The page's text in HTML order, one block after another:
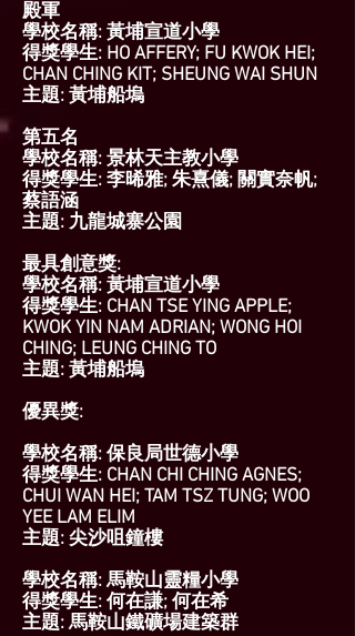
殿軍
學校名稱: 黃埔宣道小學
得獎學生: HO AFFERY; FU KWOK HEI;
CHAN CHING KIT; SHEUNG WAI SHUN
主題: 黃埔船塢
第五名
學校名稱: 景林天主教小學
得獎學生: 李晞雅; 朱熹儀; 關實奈帆;
蔡語涵
主題: 九龍城寨公園
最具創意獎:
學校名稱: 黃埔宣道小學
得獎學生: CHAN TSE YING APPLE;
KWOK YIN NAM ADRIAN; WONG HOI
CHING; LEUNG CHING TO
主題: 黃埔船塢
優異獎:
學校名稱: 保良局世德小學
得獎學生: CHAN CHI CHING AGNES;
CHUI WAN HEI; TAM TSZ TUNG; WOO
YEE LAM ELIM
主題: 尖沙咀鐘樓
學校名稱: 馬鞍山靈糧小學
得獎學生: 何在謙; 何在希
主題: 馬鞍山鐵礦場建築群